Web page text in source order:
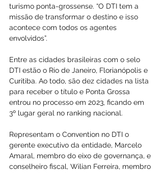
turismo ponta-grossense. “O DTI tem a
missão de transformar o destino e isso
acontece com todos os agentes
envolvidos”.
Entre as cidades brasileiras com o selo
DTI estão o Rio de Janeiro, Florianópolis e
Curitiba. Ao todo, são dez cidades na lista
para receber o título e Ponta Grossa
entrou no processo em 2023, ficando em
3º lugar geral no ranking nacional.
Representam o Convention no DTI o
gerente executivo da entidade, Marcelo
Amaral, membro do eixo de governança, e
conselheiro fiscal, Wilian Ferreira, membro